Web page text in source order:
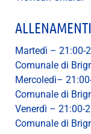
ALLENAMENTI
Martedì – 21:00-
Comunale di
Mercoledì–
Comunale di
Venerdì – 21:00-
Comunale di